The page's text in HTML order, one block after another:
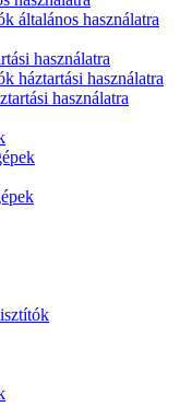
általános használatra
használatra
háztartási használatra
használatra